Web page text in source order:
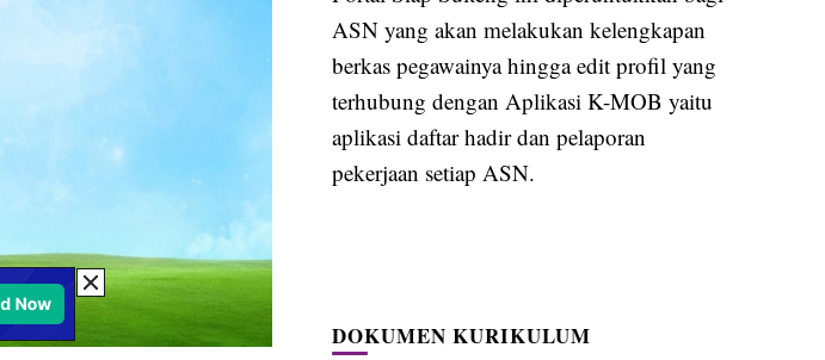
ASN yang akan melakukan kelengkapan
berkas pegawainya hingga edit profil yang
terhubung dengan Aplikasi K-MOB yaitu
aplikasi daftar hadir dan pelaporan
pekerjaan setiap ASN.
DOKUMEN KURIKULUM